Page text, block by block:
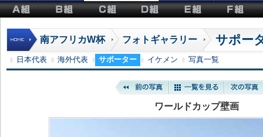
南アフリカW杯 フォトギャラリー サポー
日本代表 海外代表 サポーター イケメン 写真一覧
ワールドカップ壁画